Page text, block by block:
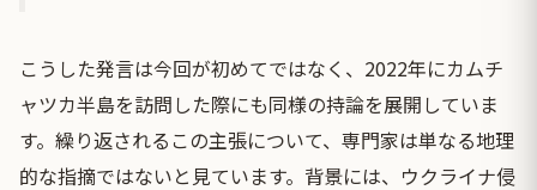
こうした発言は今回が初めてではなく、2022年にカムチ
ャツカ半島を訪問した際にも同様の持論を展開していま
す。繰り返されるこの主張について、専門家は単なる地理
的な指摘ではないと見ています。背景には、ウクライナ侵